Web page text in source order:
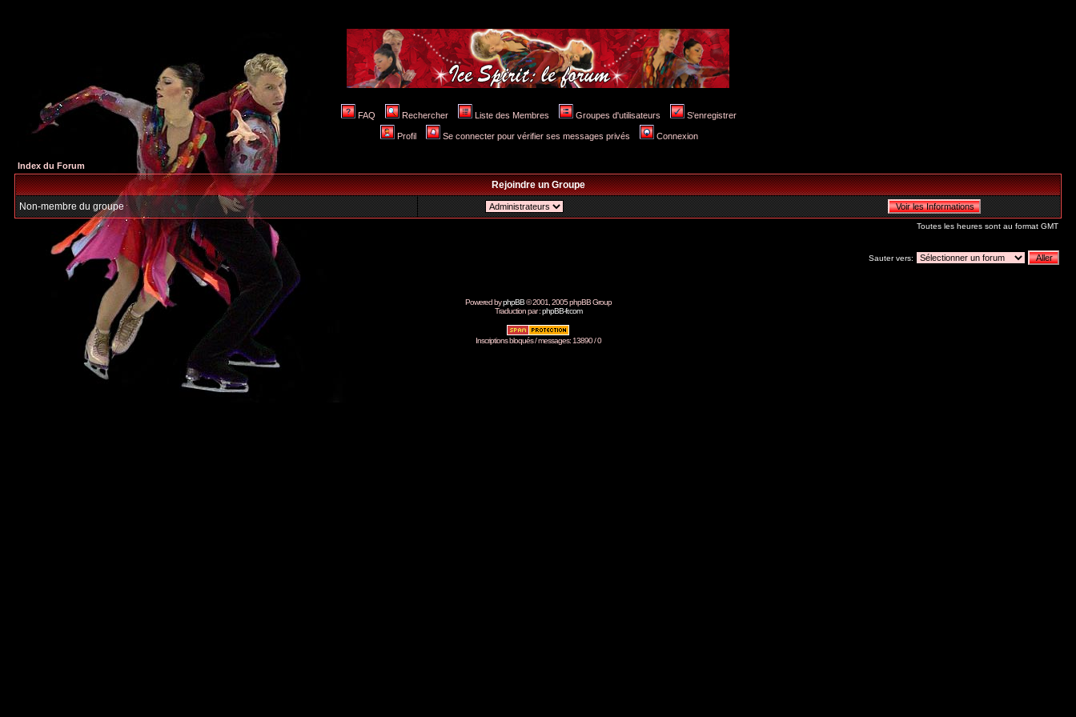
FAQ Rechercher Liste des Membres Groupes d'utilisateurs S'enregistrer
Profil Se connecter pour vérifier ses messages privés Connexion
Index du Forum
Rejoindre un Groupe
Non-membre du groupe
Toutes les heures sont au format GMT
Sauter vers:
Powered byphpBB© 2001, 2005 phpBB Group
Traduction par :phpBB-fr.com
Inscriptions bloqués / messages: 13890 / 0